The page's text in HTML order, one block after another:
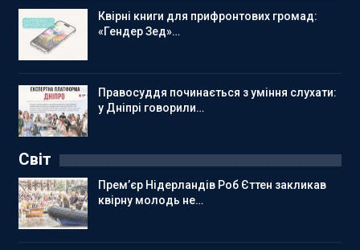
Квірні книги для прифронтових громад:
«Гендер Зед»…
Правосуддя починається з уміння слухати:
у Дніпрі говорили…
Світ
Прем’єр Нідерландів Роб Єттен закликав
квірну молодь не…